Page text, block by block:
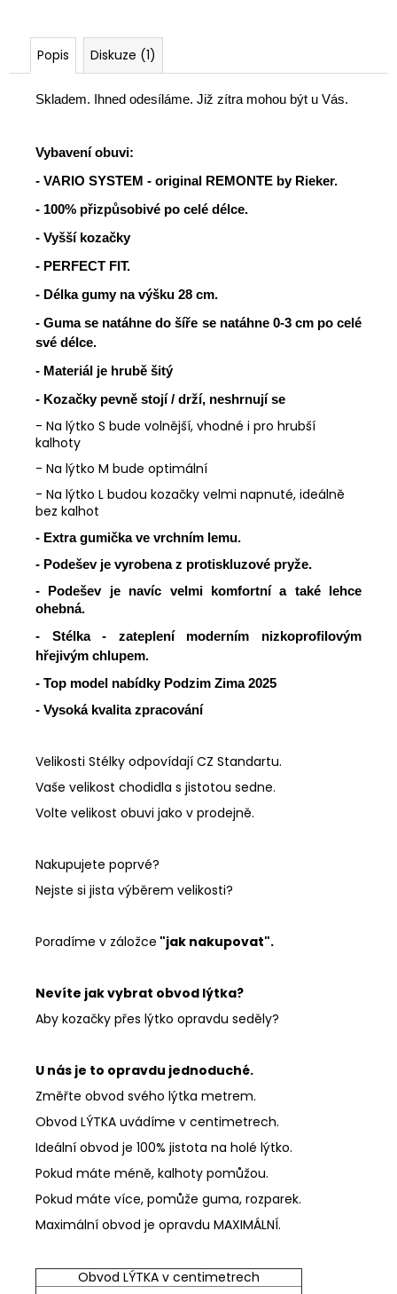
Popis Diskuze (1)
Skladem. Ihned odesíláme. Již zítra mohou být u Vás.
Vybavení obuvi:
- VARIO SYSTEM - original REMONTE by Rieker.
- 100% přizpůsobivé po celé délce.
- Vyšší kozačky
- PERFECT FIT.
- Délka gumy na výšku 28 cm.
- Guma se natáhne do šíře se natáhne 0-3 cm po celé
své délce.
- Materiál je hrubě šitý
- Kozačky pevně stojí / drží, neshrnují se
- Na lýtko S bude volnější, vhodné i pro hrubší
kalhoty
- Na lýtko M bude optimální
- Na lýtko L budou kozačky velmi napnuté, ideálně
bez kalhot
- Extra gumička ve vrchním lemu.
- Podešev je vyrobena z protiskluzové pryže.
- Podešev je navíc velmi komfortní a také lehce
ohebná.
- Stélka - zateplení moderním nizkoprofilovým
hřejivým chlupem.
- Top model nabídky Podzim Zima 2025
- Vysoká kvalita zpracování
Velikosti Stélky odpovídají CZ Standartu.
Vaše velikost chodidla s jistotou sedne.
Volte velikost obuvi jako v prodejně.
Nakupujete poprvé?
Nejste si jista výběrem velikosti?
Poradíme v záložce "jak nakupovat".
Nevíte jak vybrat obvod lýtka?
Aby kozačky přes lýtko opravdu seděly?
U nás je to opravdu jednoduché.
Změřte obvod svého lýtka metrem.
Obvod LÝTKA uvádíme v centimetrech.
Ideální obvod je 100% jistota na holé lýtko.
Pokud máte méně, kalhoty pomůžou.
Pokud máte více, pomůže guma, rozparek.
Maximální obvod je opravdu MAXIMÁLNÍ.
Obvod LÝTKA v centimetrech